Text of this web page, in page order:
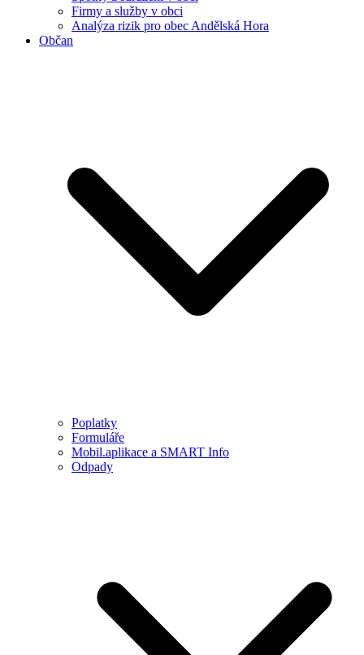
Firmy a služby v obci
Analýza rizik pro obec Andělská Hora
Občan
Poplatky
Formuláře
Mobil.aplikace a SMART Info
Odpady